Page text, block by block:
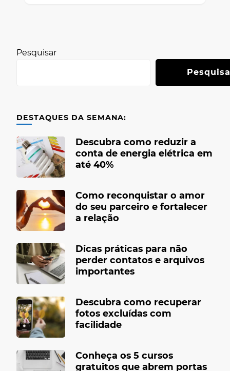
Pesquisar
DESTAQUES DA SEMANA:
Descubra como reduzir a
conta de energia elétrica em
até 40%
Como reconquistar o amor
do seu parceiro e fortalecer
a relação
Dicas práticas para não
perder contatos e arquivos
importantes
Descubra como recuperar
fotos excluídas com
facilidade
Conheça os 5 cursos
gratuitos que abrem portas